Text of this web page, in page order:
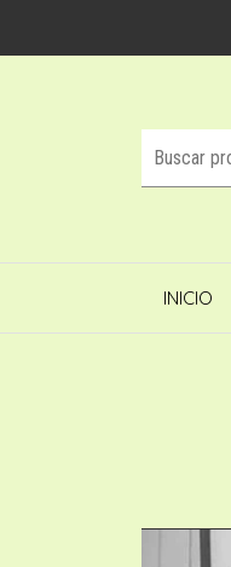
INICIO